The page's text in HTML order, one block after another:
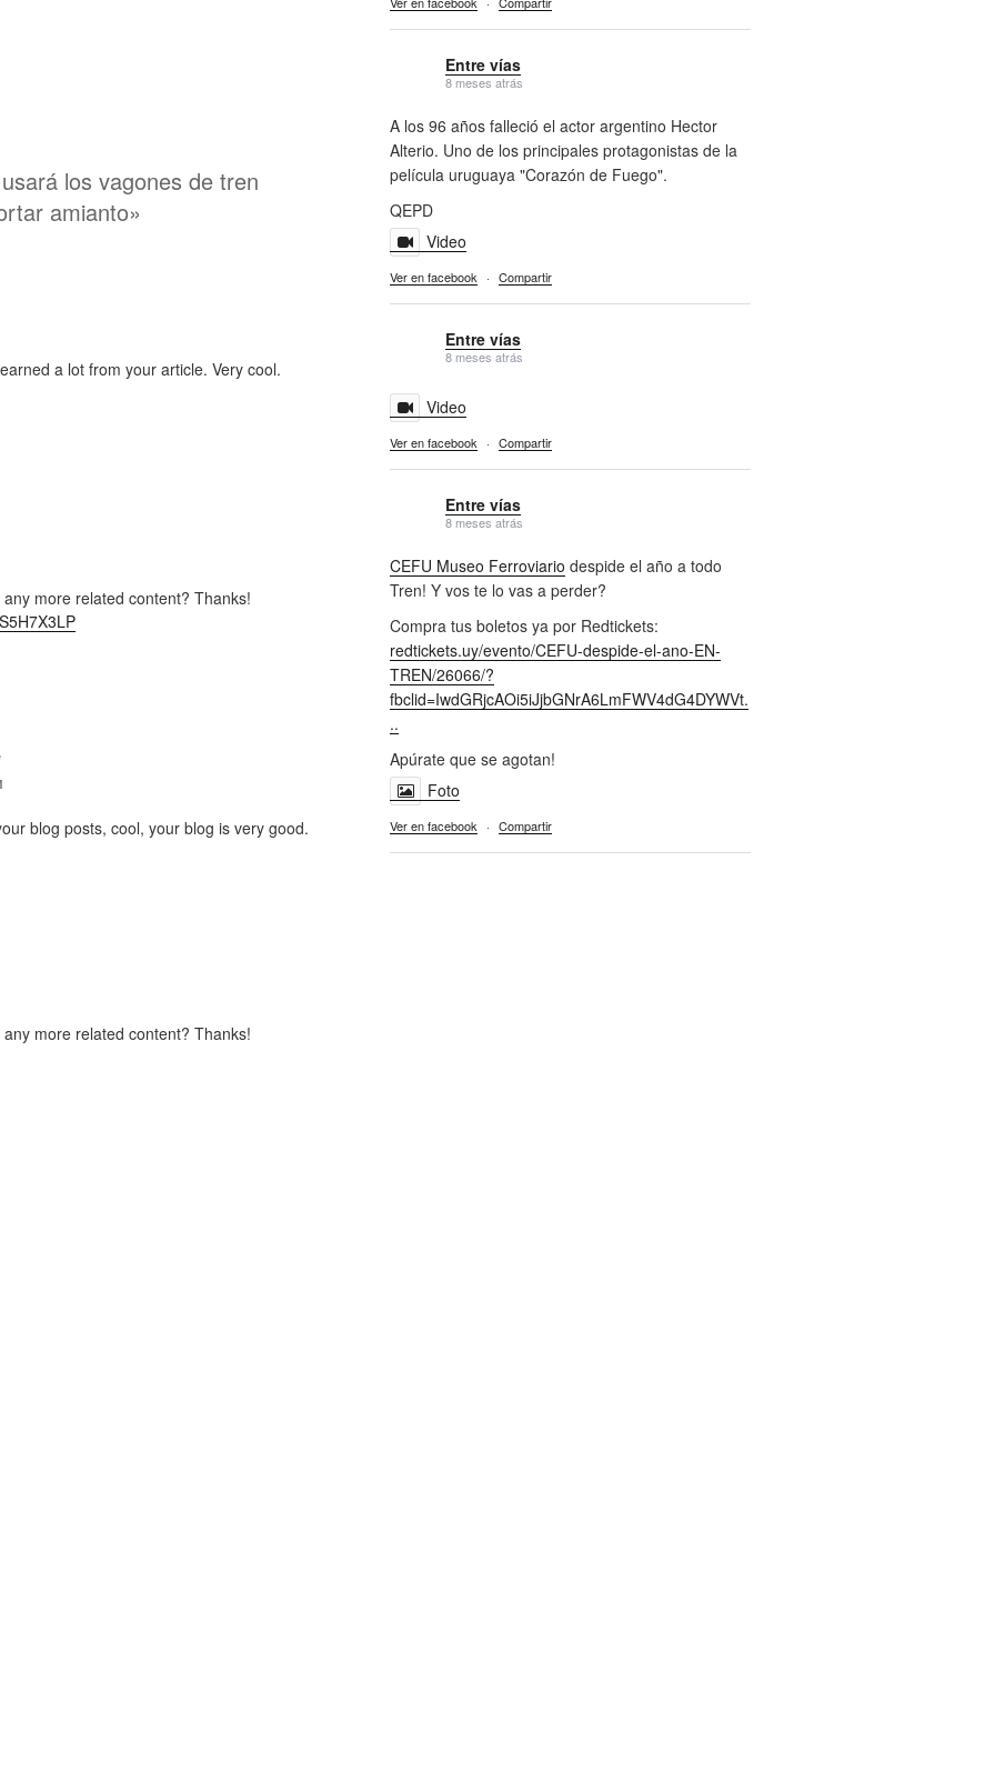
los vagones de tren
amianto»
a lot from your article. Very cool.
more related content? Thanks!
blog posts, cool, your blog is very good.
more related content? Thanks!
Entre vías
8 meses atrás
A los 96 años falleció el actor argentino Hector
Alterio. Uno de los principales protagonistas de la
película uruguaya "Corazón de Fuego".
QEPD
Video
Ver en facebook · Compartir
Entre vías
8 meses atrás
Video
Ver en facebook · Compartir
Entre vías
8 meses atrás
CEFU Museo Ferroviario despide el año a todo
Tren! Y vos te lo vas a perder?
Compra tus boletos ya por Redtickets:
redtickets.uy/evento/CEFU-despide-el-ano-EN-
TREN/26066/?
fbclid=IwdGRjcAOi5iJjbGNrA6LmFWV4dG4DYWVt.
..
Apúrate que se agotan!
Foto
Ver en facebook · Compartir